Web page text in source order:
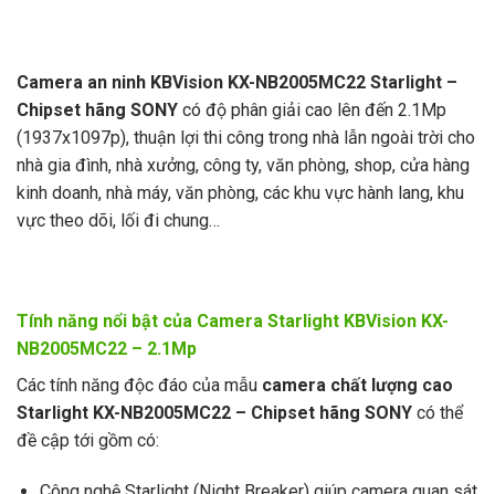
Camera an ninh KBVision KX-NB2005MC22 Starlight –
Chipset hãng SONY có độ phân giải cao lên đến 2.1Mp
(1937x1097p), thuận lợi thi công trong nhà lẫn ngoài trời cho
nhà gia đình, nhà xưởng, công ty, văn phòng, shop, cửa hàng
kinh doanh, nhà máy, văn phòng, các khu vực hành lang, khu
vực theo dõi, lối đi chung…
Tính năng nổi bật của Camera Starlight KBVision KX-
NB2005MC22 – 2.1Mp
Các tính năng độc đáo của mẫu camera chất lượng cao
Starlight KX-NB2005MC22 – Chipset hãng SONY có thể
đề cập tới gồm có: